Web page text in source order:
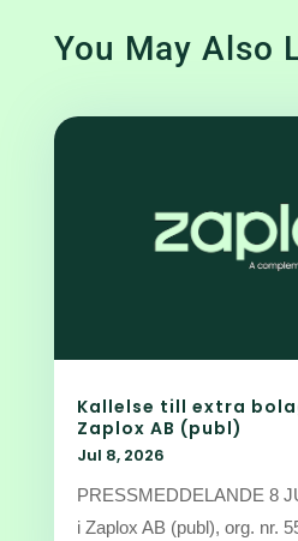
You May Also
Kallelse till extra
Zaplox AB (publ)
Jul 8, 2026
PRESSMEDDELANDE 8
i Zaplox AB (publ), org. nr.